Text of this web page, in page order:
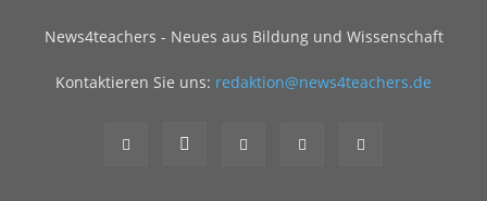
News4teachers - Neues aus Bildung und Wissenschaft
Kontaktieren Sie uns: redaktion@news4teachers.de